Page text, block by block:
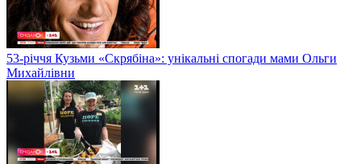
53-річчя Кузьми «Скрябіна»: унікальні спогади мами Ольги
Михайлівни